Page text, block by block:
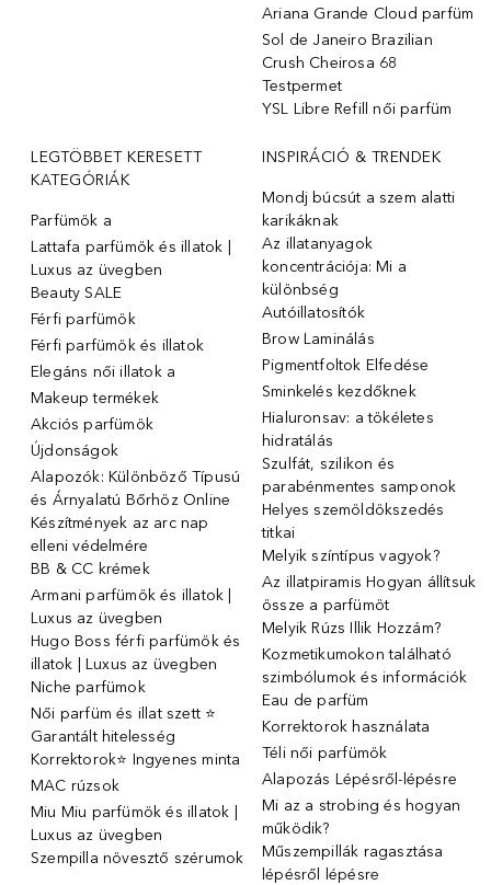
Ariana Grande Cloud parfüm
Sol de Janeiro Brazilian
Crush Cheirosa 68
Testpermet
YSL Libre Refill női parfüm
LEGTÖBBET KERESETT
KATEGÓRIÁK
Parfümök ️a
Lattafa parfümök és illatok |
Luxus az üvegben
Beauty SALE
Férfi parfümök
Férfi parfümök és illatok
Elegáns női illatok ️a
Makeup termékek
Akciós parfümök
Újdonságok
Alapozók: Különböző Típusú
és Árnyalatú Bőrhöz Online
Készítmények az arc nap
elleni védelmére
BB & CC krémek
Armani parfümök és illatok |
Luxus az üvegben
Hugo Boss férfi parfümök és
illatok | Luxus az üvegben
Niche parfümok
Női parfüm és illat szett ⭐
Garantált hitelesség
Korrektorok⭐ Ingyenes minta
MAC rúzsok
Miu Miu parfümök és illatok |
Luxus az üvegben
Szempilla növesztő szérumok
INSPIRÁCIÓ & TRENDEK
Mondj búcsút a szem alatti
karikáknak
Az illatanyagok
koncentrációja: Mi a
különbség
Autóillatosítók
Brow Laminálás
Pigmentfoltok Elfedése
Sminkelés kezdőknek
Hialuronsav: a tökéletes
hidratálás
Szulfát, szilikon és
parabénmentes samponok
Helyes szemöldökszedés
titkai
Melyik színtípus vagyok?
Az illatpiramis Hogyan állítsuk
össze a parfümöt
Melyik Rúzs Illik Hozzám?
Kozmetikumokon található
szimbólumok és információk
Eau de parfüm
Korrektorok használata
Téli női parfümök
Alapozás Lépésről-lépésre
Mi az a strobing és hogyan
működik?
Műszempillák ragasztása
lépésről lépésre